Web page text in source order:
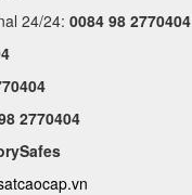
24/24: 0084 98 2770404
2770404